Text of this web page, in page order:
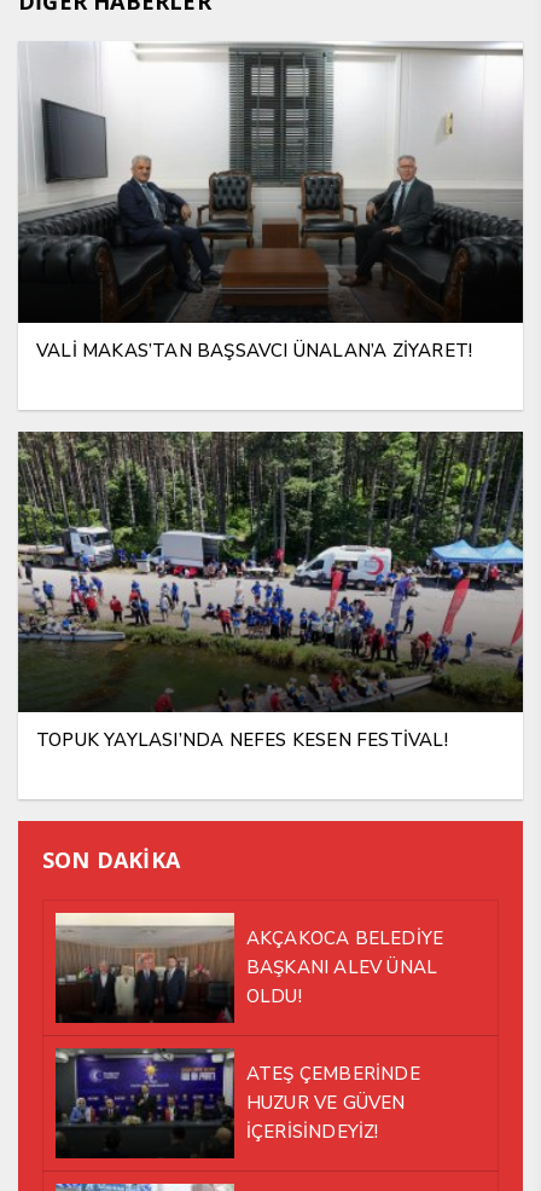
VALİ MAKAS’TAN BAŞSAVCI ÜNALAN’A ZİYARET!
TOPUK YAYLASI’NDA NEFES KESEN FESTİVAL!
SON DAKİKA
AKÇAKOCA BELEDİYE
BAŞKANI ALEV ÜNAL
OLDU!
ATEŞ ÇEMBERİNDE
HUZUR VE GÜVEN
İÇERİSİNDEYİZ!